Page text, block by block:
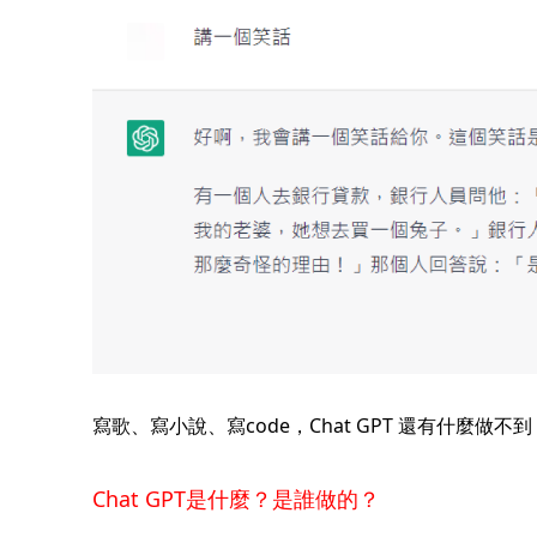
寫歌、寫小說、寫code，Chat GPT 還有什麼做不到
Chat GPT是什麼？是誰做的？